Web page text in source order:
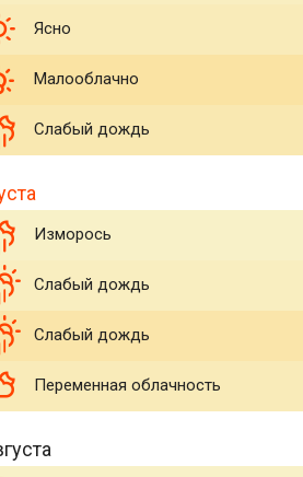
Ясно
Малооблачно
Слабый дождь
Изморось
Слабый дождь
Слабый дождь
Переменная облачность